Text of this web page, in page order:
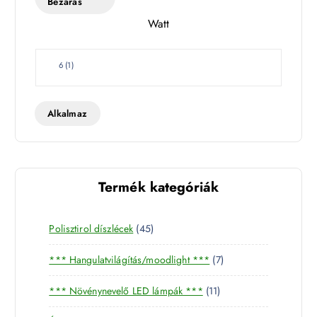
Watt
W
t
6 (1)
Alkalmaz
Termék kategóriák
Polisztirol díszlécek 454
5
t
e
r
m
*** Hangulatvilágítás/moodlight *** 77
t
r
*** Növénynevelő LED lámpák *** 111
1